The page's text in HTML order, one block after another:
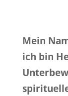
Mein
ich bin